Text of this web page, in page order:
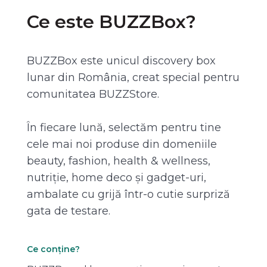
Ce este BUZZBox?
BUZZBox este unicul discovery box
lunar din România, creat special pentru
comunitatea BUZZStore.
În fiecare lună, selectăm pentru tine
cele mai noi produse din domeniile
beauty, fashion, health & wellness,
nutriție, home deco și gadget-uri,
ambalate cu grijă într-o cutie surpriză
gata de testare.
Ce conține?